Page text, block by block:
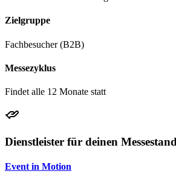
Zielgruppe
Fachbesucher (B2B)
Messezyklus
Findet alle 12 Monate statt
Dienstleister für deinen
Event in Motion